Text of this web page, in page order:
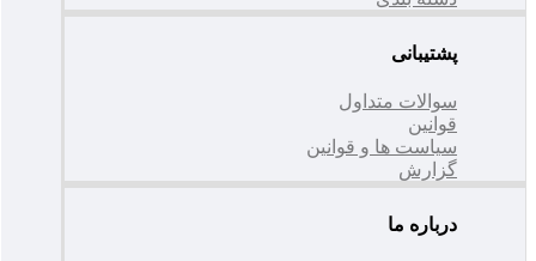
پشتیبانی
سوالات متداول
قوانین
سیاست ها و قوانین
گزارش
درباره ما